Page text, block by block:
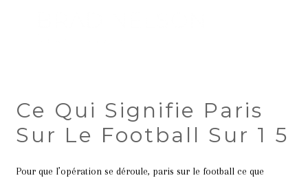
Ce Qui Signifie Paris
Sur Le Football Sur 1 5
Pour que l’opération se déroule, paris sur le football ce que